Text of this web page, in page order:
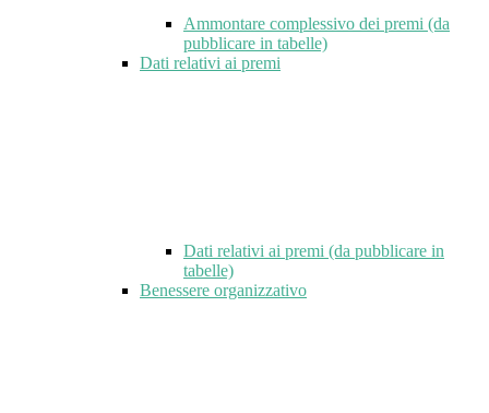
Ammontare complessivo dei premi (da
pubblicare in tabelle)
Dati relativi ai premi
Dati relativi ai premi (da pubblicare in
tabelle)
Benessere organizzativo